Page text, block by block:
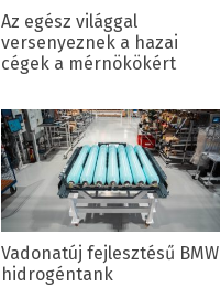
Az egész világgal
versenyeznek a hazai
cégek a mérnökökért
Vadonatúj fejlesztésű BMW
hidrogéntank